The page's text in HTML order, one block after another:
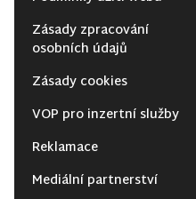
Zásady zpracování
osobních údajů
Zásady cookies
VOP pro inzertní služby
Reklamace
Mediální partnerství